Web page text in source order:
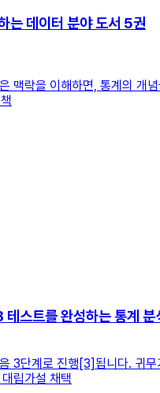
는 데이터 분야 도서 5권
맥락을 이해하면, 통계의
스트를 완성하는 통계 분
3단계로 진행[3]됩니다. 귀
립가설 채택